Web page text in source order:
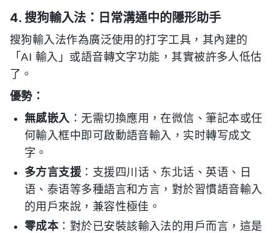
4. 搜狗輸入法：日常溝通中的隱形助手
搜狗輸入法作為廣泛使用的打字工具，其內建的
「AI 輸入」或語音轉文字功能，其實被許多人低估
了。
優勢：
無感嵌入 ：无需切換應用，在微信、筆記本或任
何輸入框中即可啟動語音輸入，实时轉写成文
字。
多方言支援 ：支援四川话、东北话、英语、日
语、泰语等多種語言和方言，對於習慣語音輸入
的用戶來說，兼容性極佳。
零成本 ：對於已安裝該輸入法的用戶而言，這是